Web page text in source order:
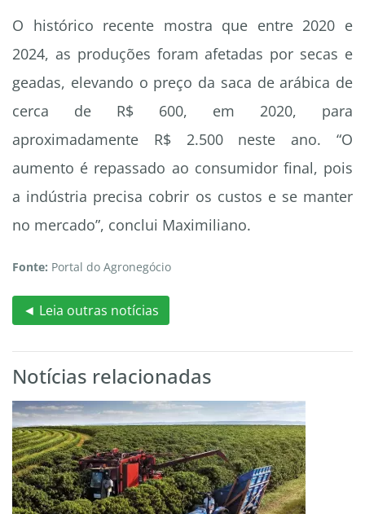
O histórico recente mostra que entre 2020 e
2024, as produções foram afetadas por secas e
geadas, elevando o preço da saca de arábica de
cerca de R$ 600, em 2020, para
aproximadamente R$ 2.500 neste ano. “O
aumento é repassado ao consumidor final, pois
a indústria precisa cobrir os custos e se manter
no mercado”, conclui Maximiliano.
Fonte: Portal do Agronegócio
◄ Leia outras notícias
Notícias relacionadas